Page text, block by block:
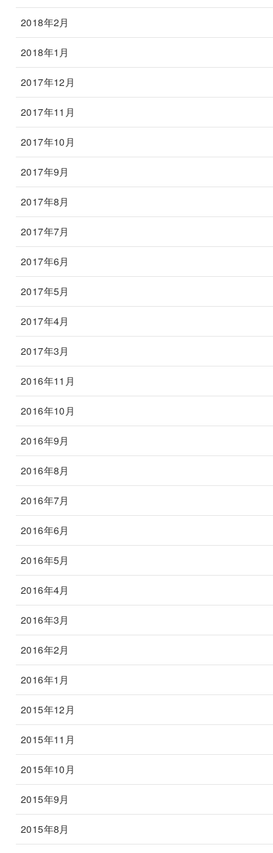
2018年2月
2018年1月
2017年12月
2017年11月
2017年10月
2017年9月
2017年8月
2017年7月
2017年6月
2017年5月
2017年4月
2017年3月
2016年11月
2016年10月
2016年9月
2016年8月
2016年7月
2016年6月
2016年5月
2016年4月
2016年3月
2016年2月
2016年1月
2015年12月
2015年11月
2015年10月
2015年9月
2015年8月